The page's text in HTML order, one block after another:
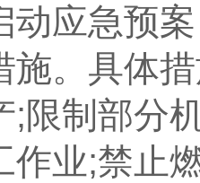
动应急预
施。具体
;限制部分
作业;禁止